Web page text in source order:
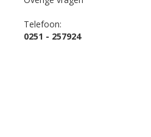
Telefoon:
0251 - 257924